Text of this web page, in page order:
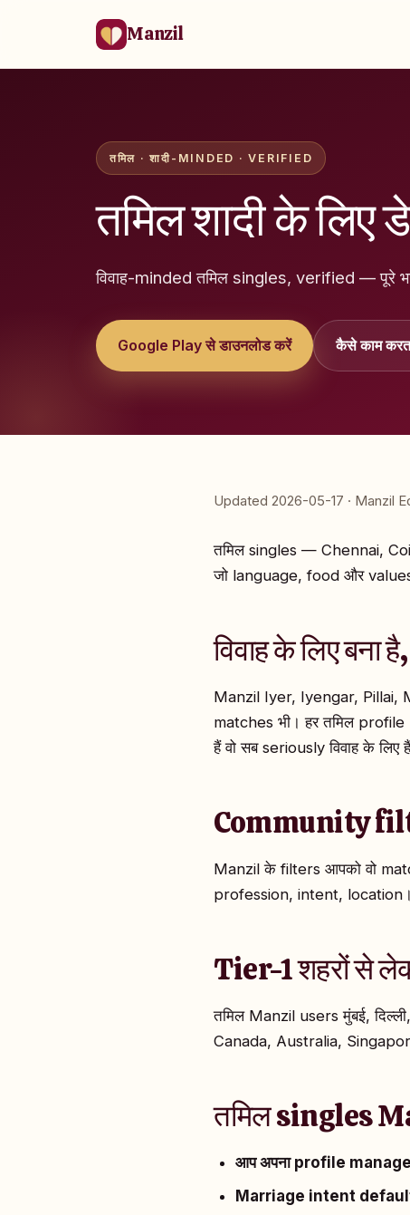
Manzil
तमिल · शादी-MINDED · VERIFIED
तमिल शादी के लिए
विवाह-minded तमिल singles, verified — पूरे
Google Play से डाउनलोड करें कैसे काम
Updated 2026-05-17 · Manzil
तमिल singles — Chennai,
जो language, food और
विवाह के लिए
Manzil Iyer, Iyengar, Pillai,
matches भी। हर तमिल
हैं वो सब seriously विवाह के लिए
Community
Manzil के filters आपको वो
profession, intent,
Tier-1 शहरों से
तमिल Manzil users मुंबई,
Canada, Australia,
तमिल singles
आप अपना profile
Marriage intent